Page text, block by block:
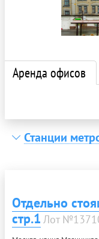
Аренда офисов
Станции
Отдельно
стр.1 Лот